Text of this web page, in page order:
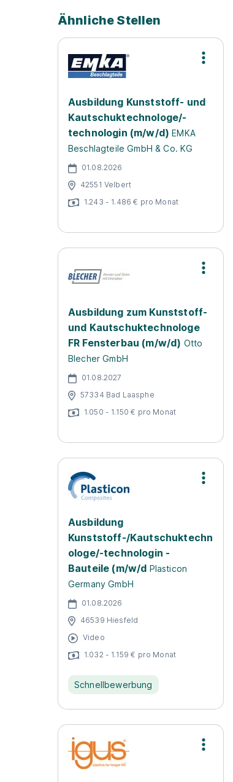
Ähnliche Stellen
Ausbildung Kunststoff- und
Kautschuktechnologe/-
technologin (m/w/d) EMKA
Beschlagteile GmbH & Co. KG
01.08.2026
42551 Velbert
1.243 - 1.486 € pro Monat
Ausbildung zum Kunststoff-
und Kautschuktechnologe
FR Fensterbau (m/w/d) Otto
Blecher GmbH
01.08.2027
57334 Bad Laasphe
1.050 - 1.150 € pro Monat
Ausbildung
Kunststoff-/Kautschuktechn
ologe/-technologin -
Bauteile (m/w/d Plasticon
Germany GmbH
01.08.2026
46539 Hiesfeld
Video
1.032 - 1.159 € pro Monat
Schnellbewerbung